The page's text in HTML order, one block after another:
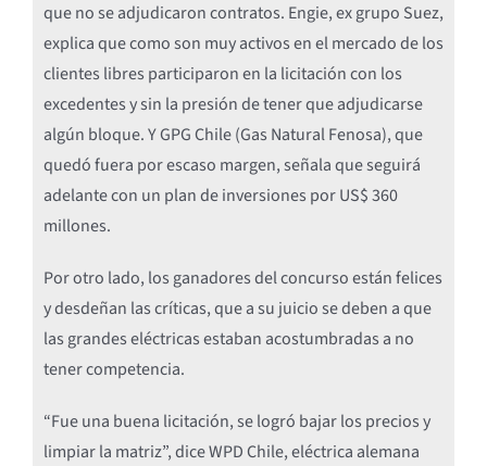
que no se adjudicaron contratos. Engie, ex grupo Suez,
explica que como son muy activos en el mercado de los
clientes libres participaron en la licitación con los
excedentes y sin la presión de tener que adjudicarse
algún bloque. Y GPG Chile (Gas Natural Fenosa), que
quedó fuera por escaso margen, señala que seguirá
adelante con un plan de inversiones por US$ 360
millones.
Por otro lado, los ganadores del concurso están felices
y desdeñan las críticas, que a su juicio se deben a que
las grandes eléctricas estaban acostumbradas a no
tener competencia.
“Fue una buena licitación, se logró bajar los precios y
limpiar la matriz”, dice WPD Chile, eléctrica alemana